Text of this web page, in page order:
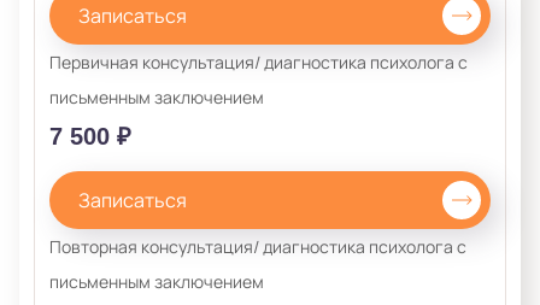
Записаться
Первичная консультация/ диагностика психолога с
письменным заключением
7 500 ₽
Записаться
Повторная консультация/ диагностика психолога с
письменным заключением